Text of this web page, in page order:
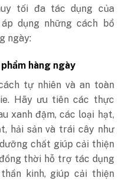
tối đa tác dụng của
dụng những cách bổ
ngày:
hàng ngày
tự nhiên và an toàn
Hãy ưu tiên các thực
xanh đậm, các loại hạt,
hải sản và trái cây như
chất giúp cải thiện
thời hỗ trợ tác dụng
kinh, giúp cải thiện